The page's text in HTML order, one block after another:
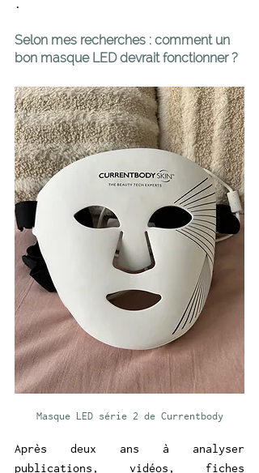
.
Selon mes recherches : comment un
bon masque LED devrait fonctionner ?
Masque LED série 2 de Currentbody
Après deux ans à analyser
publications, vidéos, fiches